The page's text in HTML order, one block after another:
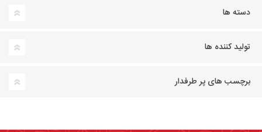
دسته ها
تولید کننده ها
برچسب های پر طرفدار